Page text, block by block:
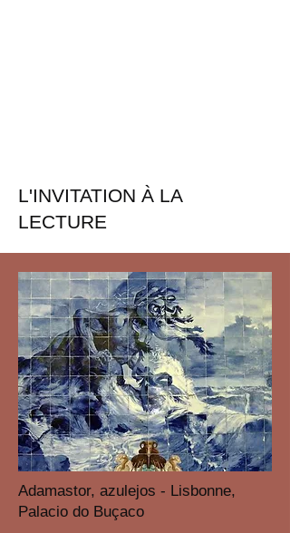
L'INVITATION À LA
LECTURE
Adamastor, azulejos - Lisbonne,
Palacio do Buçaco